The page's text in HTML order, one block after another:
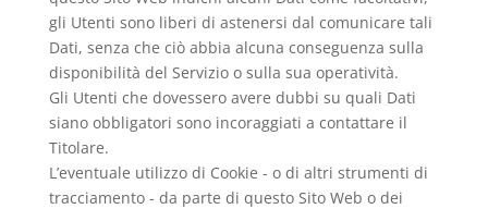
gli Utenti sono liberi di astenersi dal comunicare tali
Dati, senza che ciò abbia alcuna conseguenza sulla
disponibilità del Servizio o sulla sua operatività.
Gli Utenti che dovessero avere dubbi su quali Dati
siano obbligatori sono incoraggiati a contattare il
Titolare.
L’eventuale utilizzo di Cookie - o di altri strumenti di
tracciamento - da parte di questo Sito Web o dei